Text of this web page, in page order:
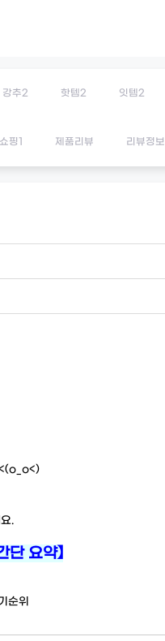
강추2 핫템2 잇템2
쇼핑1 제품리뷰 리뷰정보
.
요약】
순위